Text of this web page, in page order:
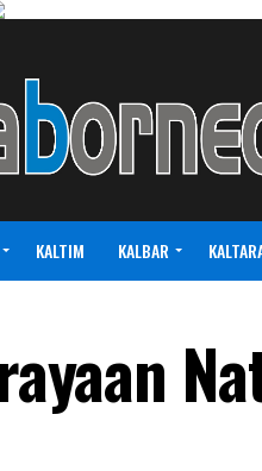
KALTIM KALBAR